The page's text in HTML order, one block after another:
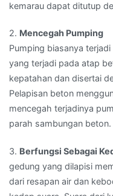
kemarau dapat ditutup
2. Mencegah Pumping
Pumping biasanya
yang terjadi pada atap
kepatahan dan disertai
Pelapisan beton
mencegah terjadinya
parah sambungan beton.
3. Berfungsi Sebagai
gedung yang dilapisi
dari resapan air dan